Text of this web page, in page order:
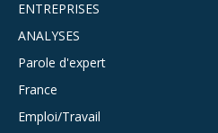
ENTREPRISES
ANALYSES
Parole d'expert
France
Emploi/Travail